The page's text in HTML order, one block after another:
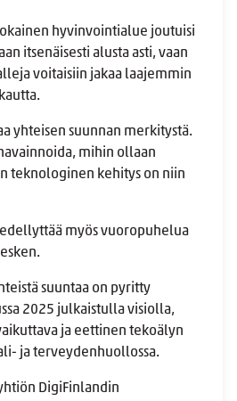
hyvinvointialue joutuisi
itsenäisesti alusta asti, vaan
voitaisiin jakaa laajemmin
yhteisen suunnan merkitystä.
mihin ollaan
teknologinen kehitys on niin
myös vuoropuhelua
suuntaa on pyritty
2025 julkaistulla visiolla,
ja eettinen tekoälyn
ja terveydenhuollossa.
DigiFinlandin